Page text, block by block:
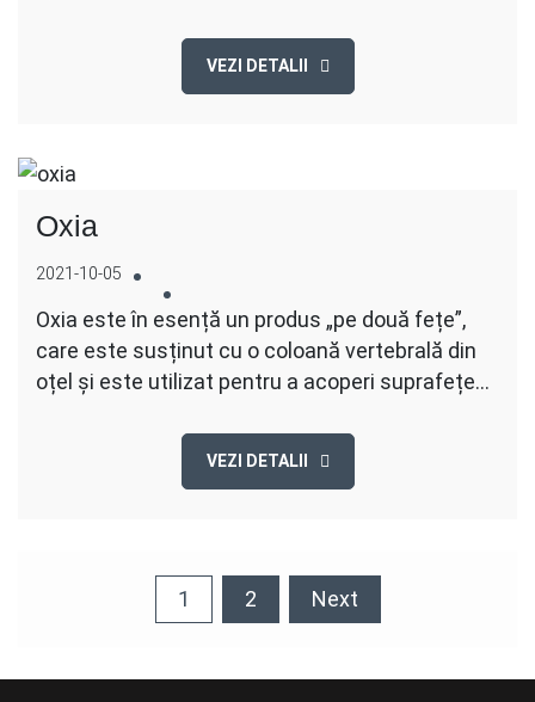
VEZI DETALII
Oxia
2021-10-05
Oxia este în esență un produs „pe două fețe”,
care este susținut cu o coloană vertebrală din
oțel și este utilizat pentru a acoperi suprafețe…
VEZI DETALII
1 2 Next